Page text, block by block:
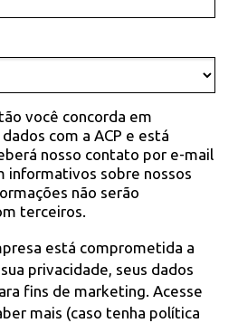
você concorda em
com a ACP e está
nosso contato por e-mail
informativos sobre nossos
não serão
terceiros.
está comprometida a
privacidade, seus dados
fins de marketing. Acesse
mais (caso tenha política